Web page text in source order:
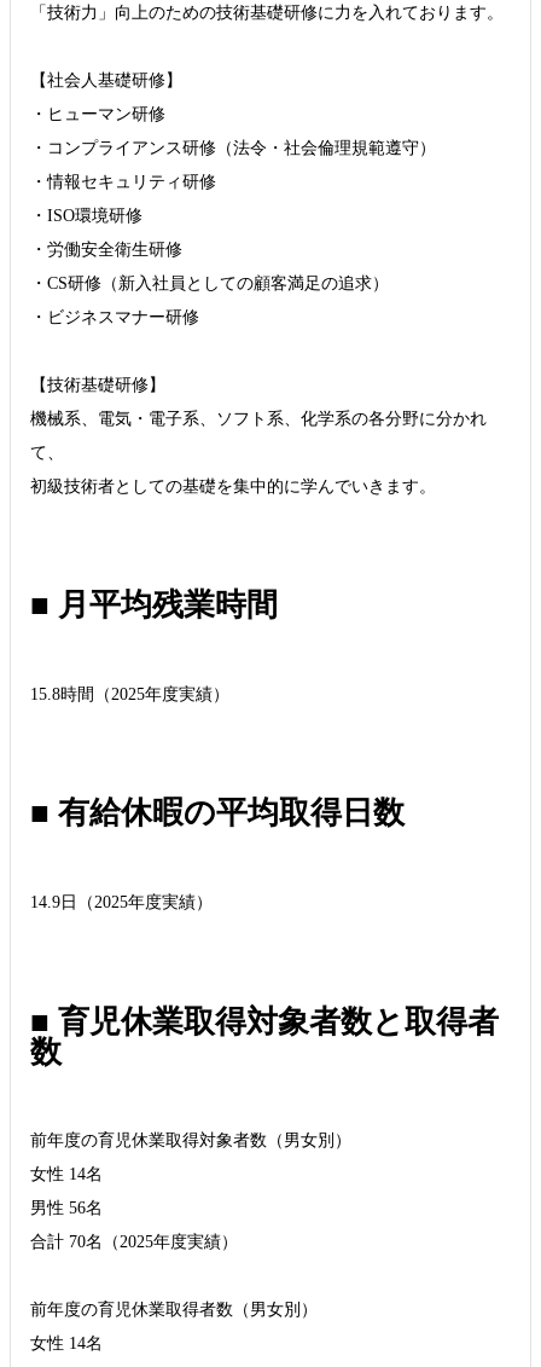
「技術力」向上のための技術基礎研修に力を入れております。
【社会人基礎研修】
・ヒューマン研修
・コンプライアンス研修（法令・社会倫理規範遵守）
・情報セキュリティ研修
・ISO環境研修
・労働安全衛生研修
・CS研修（新入社員としての顧客満足の追求）
・ビジネスマナー研修
【技術基礎研修】
機械系、電気・電子系、ソフト系、化学系の各分野に分かれ
て、
初級技術者としての基礎を集中的に学んでいきます。
■ 月平均残業時間
15.8時間（2025年度実績）
■ 有給休暇の平均取得日数
14.9日（2025年度実績）
■ 育児休業取得対象者数と取得者
数
前年度の育児休業取得対象者数（男女別）
女性 14名
男性 56名
合計 70名（2025年度実績）
前年度の育児休業取得者数（男女別）
女性 14名